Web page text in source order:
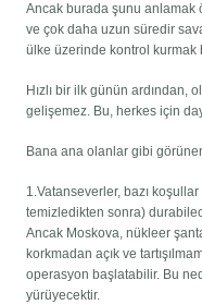
Ancak burada şunu anlamak
ve çok daha uzun süredir
ülke üzerinde kontrol
Hızlı bir ilk günün ardından,
gelişemez. Bu, herkes için
Bana ana olanlar gibi
1.Vatanseverler, bazı
temizledikten sonra)
Ancak Moskova, nükleer
korkmadan açık ve
operasyon başlatabilir. Bu
yürüyecektir.